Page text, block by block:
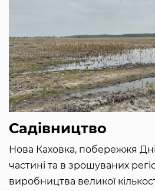
Садівництво
Нова Каховка, побережжя
частині та в зрошуваних
виробництва великої